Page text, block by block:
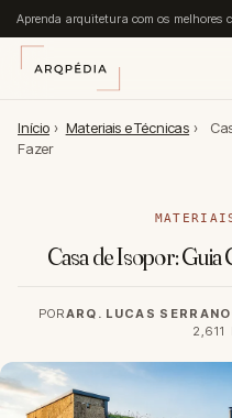
Aprenda arquitetura com os melhores
Início › Materiais e Técnicas ›
Fazer
Casa de Isopor:
PORARQ. LUCAS SERRANO
2,611